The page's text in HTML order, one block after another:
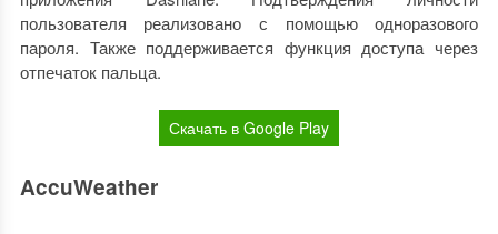
пользователя реализовано с помощью одноразового
пароля. Также поддерживается функция доступа через
отпечаток пальца.
Скачать в Google Play
AccuWeather